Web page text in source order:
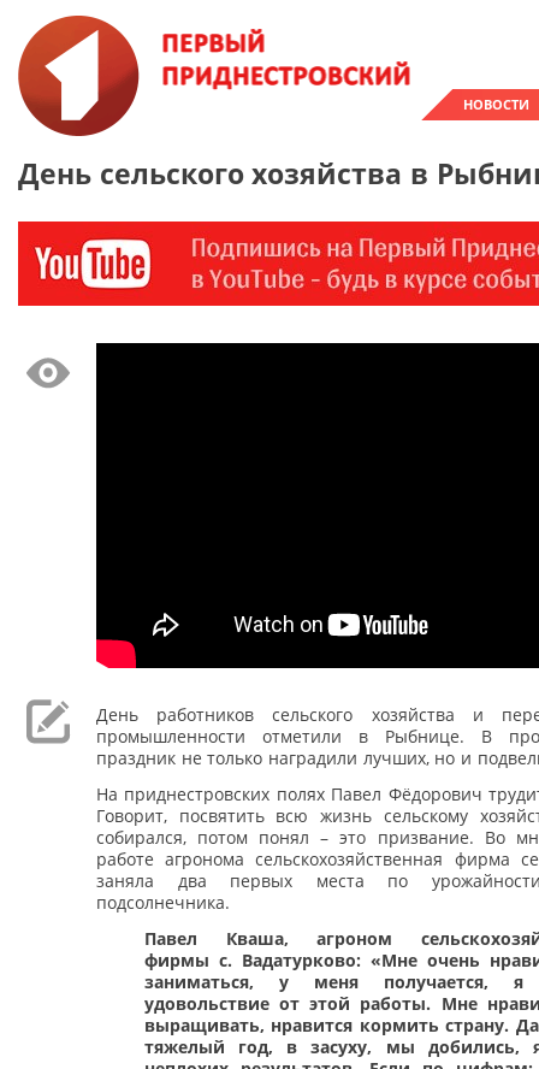
НОВОСТИ
День сельского хозяйства в
День работников сельского хозяйства и
промышленности отметили в Рыбнице. В
праздник не только наградили лучших, но и
На приднестровских полях Павел Фёдорович
Говорит, посвятить всю жизнь сельскому
собирался, потом понял – это призвание. Во
работе агронома сельскохозяйственная фирма
заняла два первых места по
подсолнечника.
Павел Кваша, агроном
фирмы с. Вадатурково: «Мне очень
заниматься, у меня получается, я
удовольствие от этой работы. Мне
выращивать, нравится кормить страну.
тяжелый год, в засуху, мы добились,